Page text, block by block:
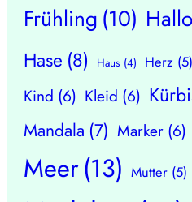
Frühling (10)
Hase (8) Haus (4) Herz (5)
Kind (6) Kleid (6)
Mandala (7) Marker (6)
Meer(13) Mutter (5)